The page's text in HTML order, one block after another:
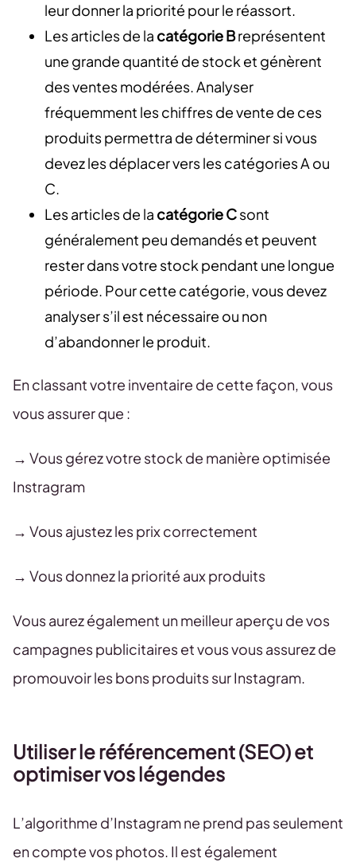
leur donner la priorité pour le réassort.
Les articles de la catégorie Breprésentent
une grande quantité de stock et génèrent
des ventes modérées. Analyser
fréquemment les chiffres de vente de ces
produits permettra de déterminer si vous
devez les déplacer vers les catégories A ou
C.
Les articles de la catégorie Csont
généralement peu demandés et peuvent
rester dans votre stock pendant une longue
période. Pour cette catégorie, vous devez
analyser s’il est nécessaire ou non
d’abandonner le produit.
En classant votre inventaire de cette façon, vous
vous assurer que :
→ Vous gérez votre stock de manière optimisée
Instragram
→ Vous ajustez les prix correctement
→ Vous donnez la priorité aux produits
Vous aurez également un meilleur aperçu de vos
campagnes publicitaires et vous vous assurez de
promouvoir les bons produits sur Instagram.
Utiliser le référencement (SEO) et
optimiser vos légendes
L’algorithme d’Instagram ne prend pas seulement
en compte vos photos. Il est également